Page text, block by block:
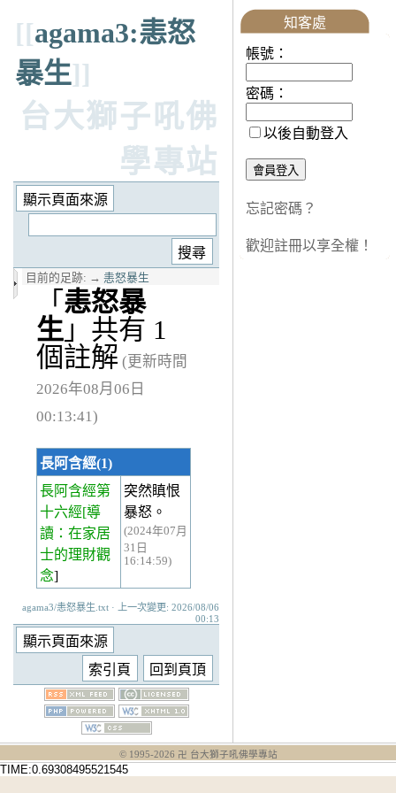
[[agama3:恚怒
暴生]]
台大獅子吼佛
學專站
目前的足跡: → 恚怒暴生
「 恚怒暴
生 」共有 1
個註解 (更新時間
2026年08月06日
00:13:41)
長阿含經(1)
長阿含經第
十六經[導
讀：在家居
士的理財觀
念]
突然瞋恨
暴怒。
(2024年07月
31日
16:14:59)
agama3/恚怒暴生.txt · 上一次變更: 2026/08/06
00:13
知客處
帳號：
密碼：
以後自動登入
忘記密碼？
歡迎註冊以享全權！
© 1995-2026 卍 台大獅子吼佛學專站
TIME:0.69308495521545